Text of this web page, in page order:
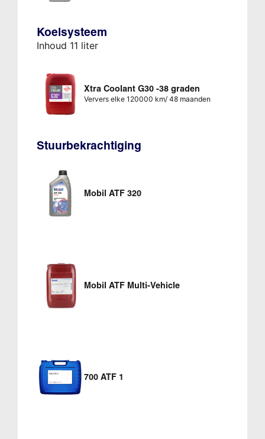
Koelsysteem
Inhoud 11 liter
Xtra Coolant G30 -38 graden
Ververs elke 120000 km/ 48 maanden
Stuurbekrachtiging
Mobil ATF 320
Mobil ATF Multi-Vehicle
700 ATF 1